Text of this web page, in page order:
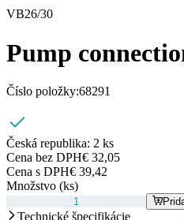
VB26/30
Pump
Číslo položky:68291
Česká republika: 2 ks
Cena bez DPH€ 32,05
Cena s DPH€ 39,42
Množstvo (ks)
Technické špecifikácie